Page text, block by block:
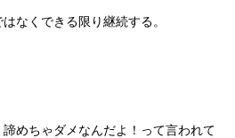
なくできる限り継続する。
めちゃダメなんだよ！って言われて